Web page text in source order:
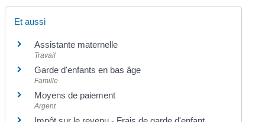
Et aussi
Assistante maternelle
Travail
Garde d'enfants en bas âge
Famille
Moyens de paiement
Argent